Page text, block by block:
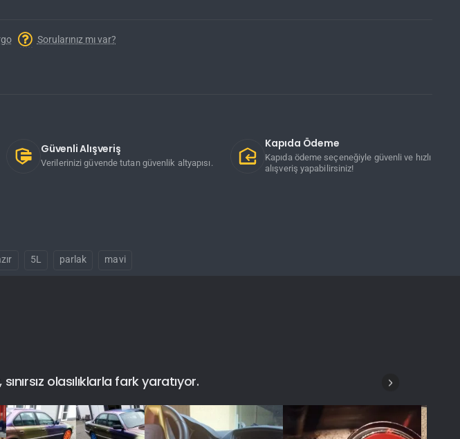
Sorularınız mı var?
Güvenli Alışveriş
Verilerinizi güvende tutan güvenlik altyapısı.
Kapıda Ödeme
Kapıda ödeme seçeneğiyle güvenli ve hızlı
alışveriş yapabilirsiniz!
5L parlak mavi
olasılıklarla fark yaratıyor.